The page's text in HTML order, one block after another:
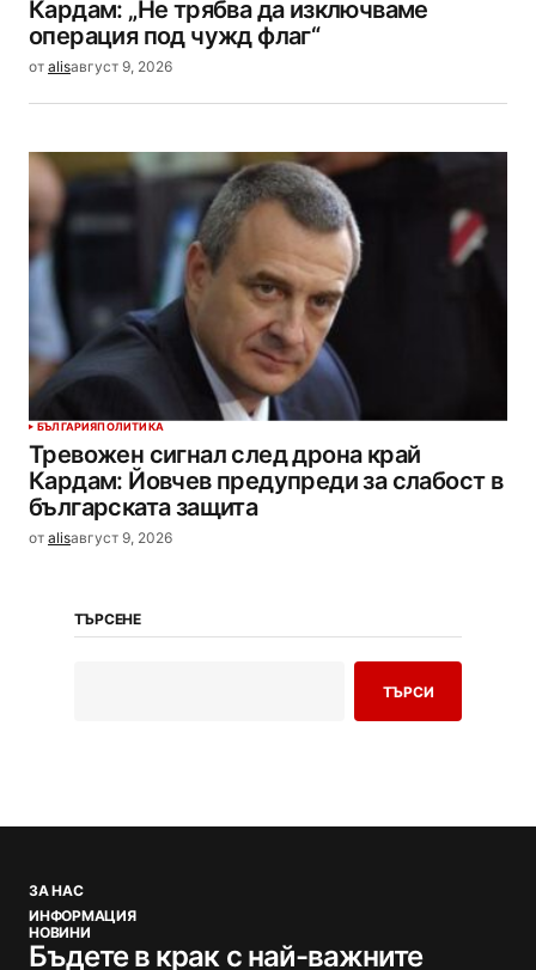
Кардам: „Не трябва да изключваме
операция под чужд флаг“
от alisавгуст 9, 2026
БЪЛГАРИЯПОЛИТИКА
Тревожен сигнал след дрона край
Кардам: Йовчев предупреди за слабост в
българската защита
от alisавгуст 9, 2026
ТЪРСЕНЕ
ТЪРСИ
ЗА НАС
ИНФОРМАЦИЯ
НОВИНИ
Бъдете в крак с най-важните